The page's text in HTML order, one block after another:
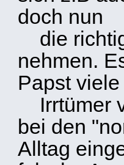
doch nun
die
nehmen.
Papst viele
Irrtümer
bei den
Alltag